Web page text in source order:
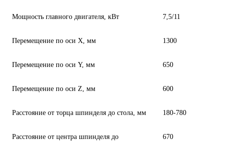
Мощность главного двигателя, кВт 7,5/11
Перемещение по оси X, мм 1300
Перемещение по оси Y, мм 650
Перемещение по оси Z, мм 600
Расстояние от торца шпинделя до стола, мм 180-780
Расстояние от центра шпинделя до
670